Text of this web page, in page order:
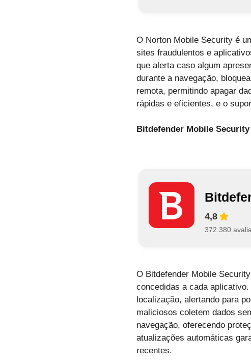
O Norton Mobile Security é
sites fraudulentos e
que alerta caso algum
durante a navegação,
remota, permitindo apagar
rápidas e eficientes, e o
Bitdefender Mobile Security
4,8
372.380
O Bitdefender Mobile
concedidas a cada
localização, alertando para
maliciosos coletem dados
navegação, oferecendo
atualizações automáticas
recentes.